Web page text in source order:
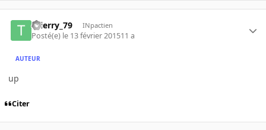
thierry_79 INpactien
Posté(e) le 13 février 201511 a
AUTEUR
up
Citer